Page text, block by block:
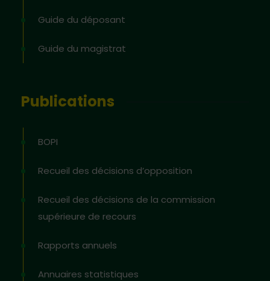
Guide du déposant
Guide du magistrat
Publications
BOPI
Recueil des décisions d’opposition
Recueil des décisions de la commission
supérieure de recours
Rapports annuels
Annuaires statistiques